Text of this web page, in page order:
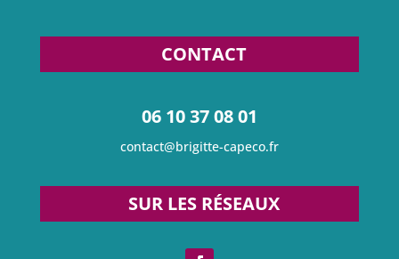
CONTACT
06 10 37 08 01
contact@brigitte-capeco.fr
SUR LES RÉSEAUX